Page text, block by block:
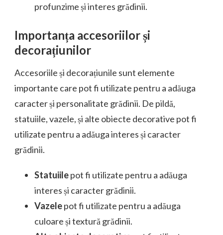
profunzime și interes grădinii.
Importanța accesoriilor și
decorațiunilor
Accesoriile și decorațiunile sunt elemente
importante care pot fi utilizate pentru a adăuga
caracter și personalitate grădinii. De pildă,
statuiile, vazele, și alte obiecte decorative pot fi
utilizate pentru a adăuga interes și caracter
grădinii.
Statuiilepot fi utilizate pentru a adăuga
interes și caracter grădinii.
Vazelepot fi utilizate pentru a adăuga
culoare și textură grădinii.